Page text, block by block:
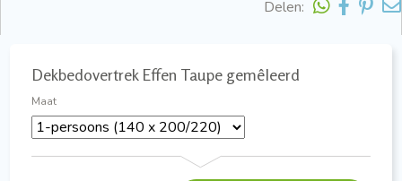
Delen:
Dekbedovertrek Effen Taupe gemêleerd
Maat